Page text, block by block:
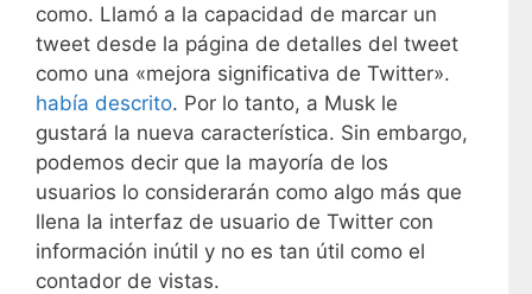
como. Llamó a la capacidad de marcar un
tweet desde la página de detalles del tweet
como una «mejora significativa de Twitter».
había descrito. Por lo tanto, a Musk le
gustará la nueva característica. Sin embargo,
podemos decir que la mayoría de los
usuarios lo considerarán como algo más que
llena la interfaz de usuario de Twitter con
información inútil y no es tan útil como el
contador de vistas.